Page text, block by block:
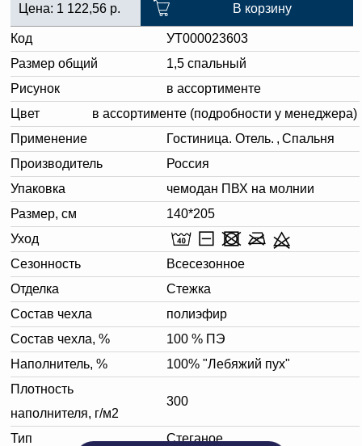
Цена: 1 122,56 р. В корзину
Код
УТ000023603
Размер общий
1,5 спальный
Рисунок
в ассортименте
Цвет
в ассортименте (подробности у менеджера)
Применение
Гостиница. Отель. , Спальня
Производитель
Россия
Упаковка
чемодан ПВХ на молнии
Размер, см
140*205
Уход
Сезонность
Всесезонное
Отделка
Стежка
Состав чехла
полиэфир
Состав чехла, %
100 % ПЭ
Наполнитель, %
100% "Лебяжий пух"
Плотность
наполнителя, г/м2
300
Тип Стеганое